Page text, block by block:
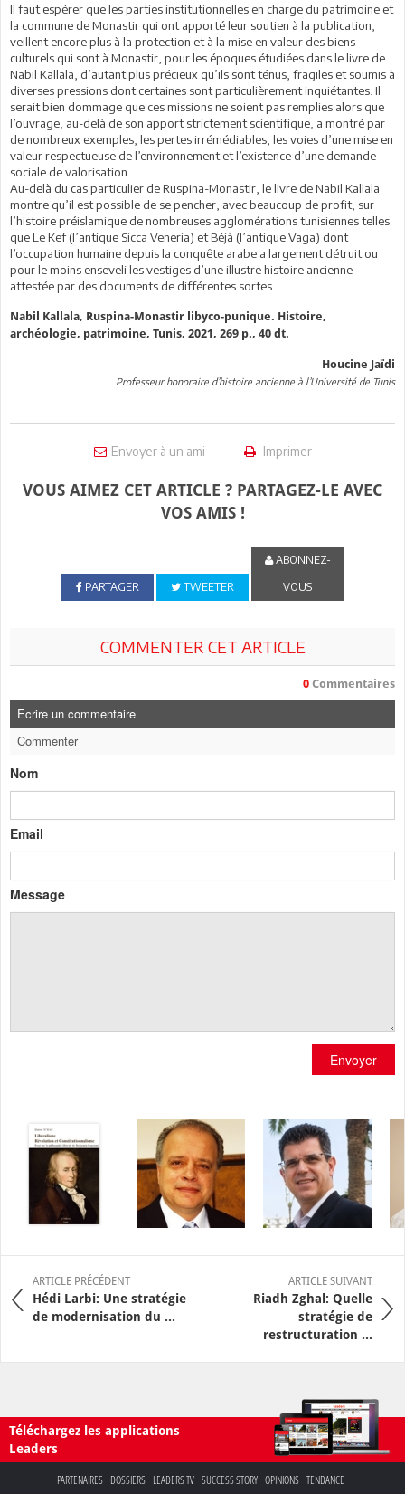
Il faut espérer que les parties institutionnelles en charge du patrimoine et
la commune de Monastir qui ont apporté leur soutien à la publication,
veillent encore plus à la protection et à la mise en valeur des biens
culturels qui sont à Monastir, pour les époques étudiées dans le livre de
Nabil Kallala, d’autant plus précieux qu’ils sont ténus, fragiles et soumis à
diverses pressions dont certaines sont particulièrement inquiétantes. Il
serait bien dommage que ces missions ne soient pas remplies alors que
l’ouvrage, au-delà de son apport strictement scientifique, a montré par
de nombreux exemples, les pertes irrémédiables, les voies d’une mise en
valeur respectueuse de l’environnement et l’existence d’une demande
sociale de valorisation.
Au-delà du cas particulier de Ruspina-Monastir, le livre de Nabil Kallala
montre qu’il est possible de se pencher, avec beaucoup de profit, sur
l’histoire préislamique de nombreuses agglomérations tunisiennes telles
que Le Kef (l’antique Sicca Veneria) et Béjà (l’antique Vaga) dont
l’occupation humaine depuis la conquête arabe a largement détruit ou
pour le moins enseveli les vestiges d’une illustre histoire ancienne
attestée par des documents de différentes sortes.
Nabil Kallala, Ruspina-Monastir libyco-punique. Histoire,
archéologie, patrimoine, Tunis, 2021, 269 p., 40 dt.
Houcine Jaïdi
Professeur honoraire d’histoire ancienne à l’Université de Tunis
Envoyer à un ami Imprimer
VOUS AIMEZ CET ARTICLE ? PARTAGEZ-LE AVEC
VOS AMIS !
PARTAGER TWEETER
ABONNEZ-
VOUS
COMMENTER CET ARTICLE
0 Commentaires
Ecrire un commentaire
Commenter
Nom
Email
Message
Envoyer
ARTICLE PRÉCÉDENT
Hédi Larbi: Une stratégie
de modernisation du ...
ARTICLE SUIVANT
Riadh Zghal: Quelle
stratégie de
restructuration ...
Téléchargez les applications
Leaders
PARTENAIRES DOSSIERS LEADERS TV SUCCESS STORY OPINIONS TENDANCE